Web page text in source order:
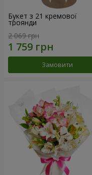
Букет з 21 кремової
троянди
2 069 грн
Замовити